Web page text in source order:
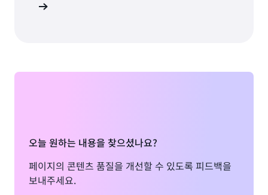
오늘 원하는 내용을 찾으셨나요?
페이지의 콘텐츠 품질을 개선할 수 있도록 피드백을
보내주세요.